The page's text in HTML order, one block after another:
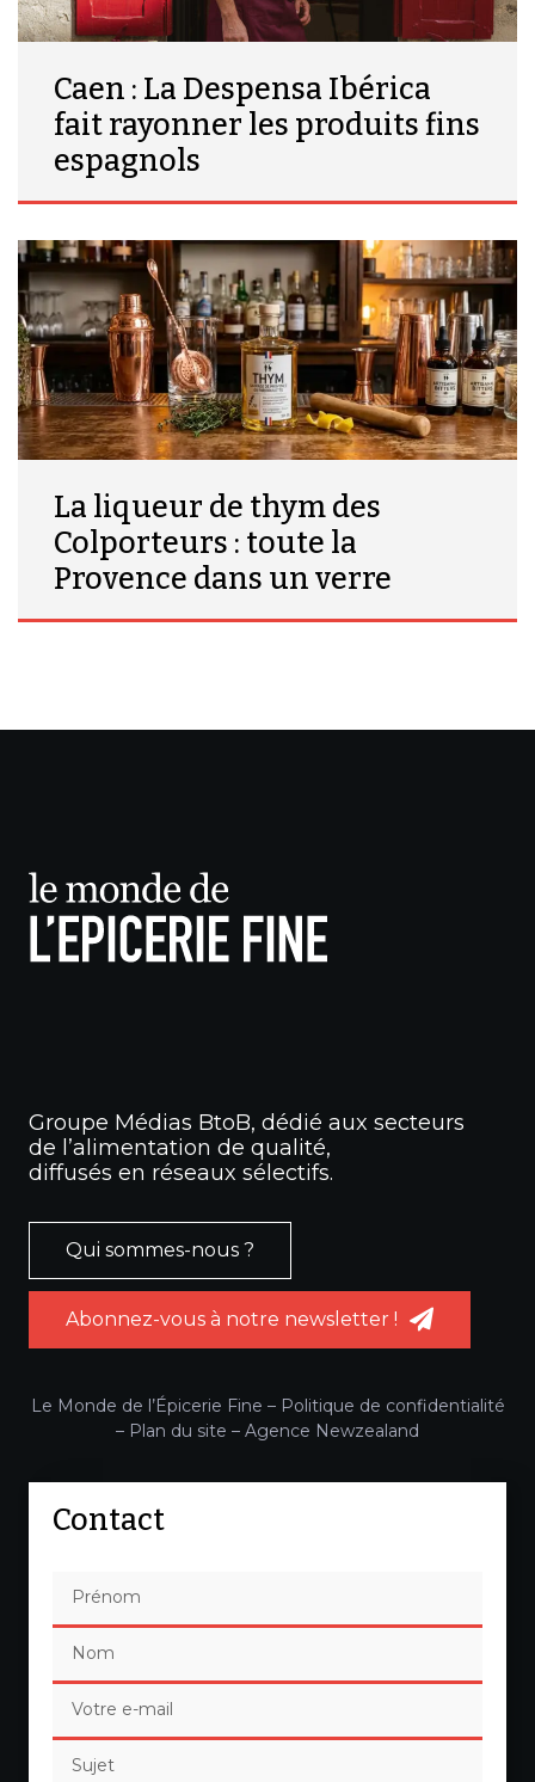
Caen : La Despensa Ibérica
fait rayonner les produits fins
espagnols
La liqueur de thym des
Colporteurs : toute la
Provence dans un verre
Groupe Médias BtoB, dédié aux secteurs
de l’alimentation de qualité,
diffusés en réseaux sélectifs.
Qui sommes-nous ?
Abonnez-vous à notre newsletter !
Le Monde de l’Épicerie Fine – Politique de confidentialité
– Plan du site – Agence Newzealand
Contact